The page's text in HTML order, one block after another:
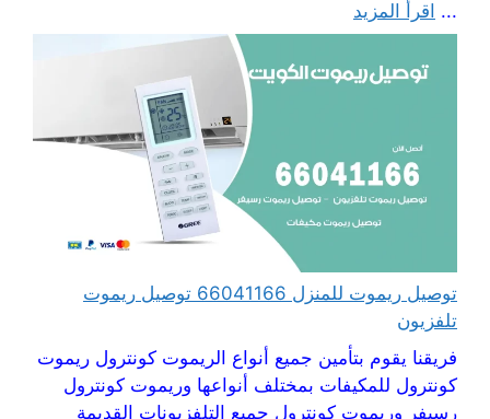
... اقرأ المزيد
توصيل ريموت للمنزل 66041166 توصيل ريموت
تلفزيون
فريقنا يقوم بتأمين جميع أنواع الريموت كونترول ريموت
كونترول للمكيفات بمختلف أنواعها وريموت كونترول
رسيفر وريموت كونترول جميع التلفزيونات القديمة